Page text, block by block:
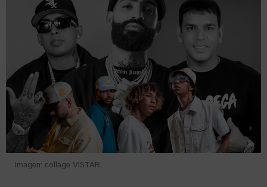
Imagen: collage VISTAR.